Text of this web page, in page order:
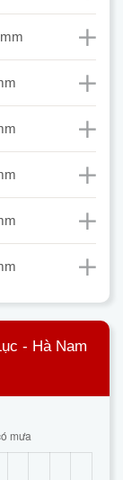
- Hà Nam